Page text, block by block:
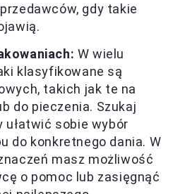
gdy takie
W wielu
klasyfikowane są
takich jak te na
do pieczenia. Szukaj
ułatwić sobie wybór
do konkretnego dania. W
masz możliwość
o pomoc lub zasięgnąć